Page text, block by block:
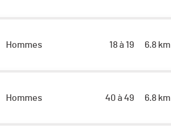
Hommes 18 à 19 6.8 km
Hommes 40 à 49 6.8 km